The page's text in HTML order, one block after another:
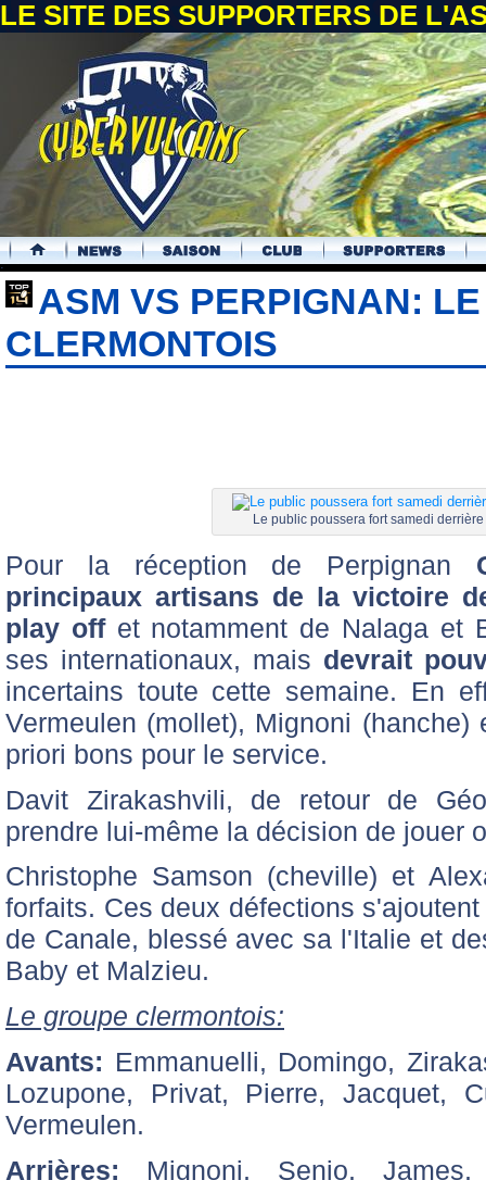
LE SITE DES SUPPORTERS DE
.
ASM VS PERPIGNAN:
CLERMONTOIS
Le public poussera fort samedi
Pour la réception de Perpignan
principaux artisans de la victoire
play offet notamment de Nalaga et
ses internationaux, mais devrait
incertains toute cette semaine. En
Vermeulen (mollet), Mignoni
priori bons pour le service.
Davit Zirakashvili, de retour de
prendre lui-même la décision de jouer
Christophe Samson (cheville) et
forfaits. Ces deux défections
de Canale, blessé avec sa l'Italie et
Baby et Malzieu.
Le groupe clermontois:
Avants: Emmanuelli, Domingo,
Lozupone, Privat, Pierre, Jacquet,
Vermeulen.
Arrières: Mignoni, Senio, James,